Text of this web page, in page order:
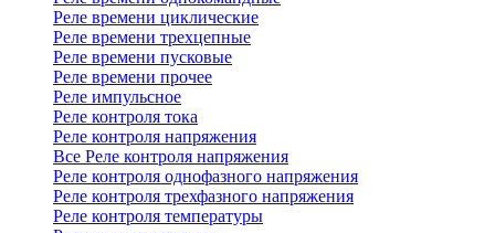
Реле времени циклические
Реле времени трехцепные
Реле времени пусковые
Реле времени прочее
Реле импульсное
Реле контроля тока
Реле контроля напряжения
Все Реле контроля напряжения
Реле контроля однофазного напряжения
Реле контроля трехфазного напряжения
Реле контроля температуры